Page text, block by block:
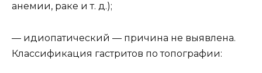
анемии, раке и т. д.);
— идиопатический — причина не выявлена.
Классификация гастритов по топографии: